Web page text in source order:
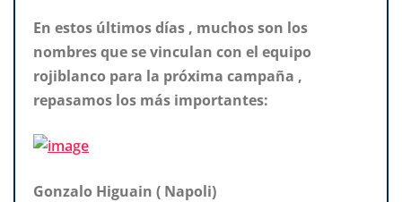
En estos últimos días , muchos son los
nombres que se vinculan con el equipo
rojiblanco para la próxima campaña ,
repasamos los más importantes:
Gonzalo Higuain ( Napoli)